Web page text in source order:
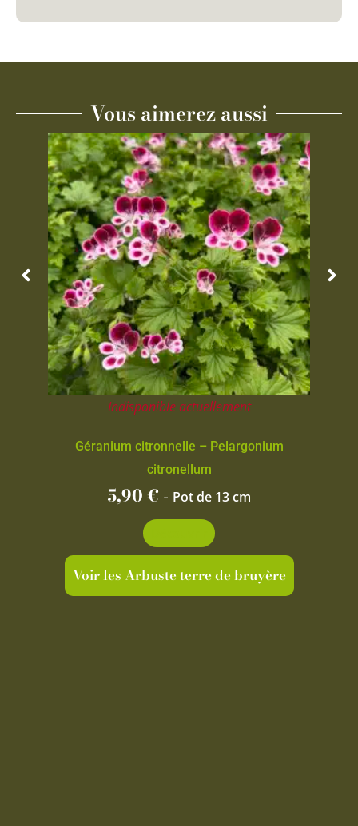
Vous aimerez aussi
Indisponible actuellement
Géranium citronnelle – Pelargonium
citronellum
5,90€ - Pot de 13 cm
Voir les Arbuste terre de bruyère